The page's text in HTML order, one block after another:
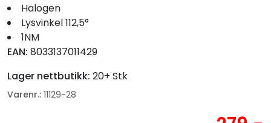
Halogen
Lysvinkel 112,5°
1NM
EAN: 8033137011429
Lager nettbutikk: 20+ Stk
Varenr.: 11129-28
Nyheter